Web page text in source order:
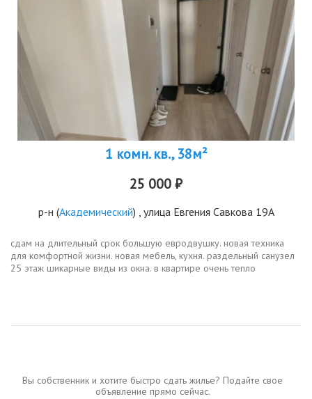
1 комн. кв., 38м²
25 000 ₽
р-н (Академический) , улица Евгения Савкова 19А
сдам на длительный срок большую евродвушку. новая техника
для комфортной жизни. новая мебель, кухня. раздельный санузел
25 этаж шикарные виды из окна. в квартире очень тепло
Вы собственник и хотите быстро сдать жилье? Подайте свое
объявление прямо сейчас.